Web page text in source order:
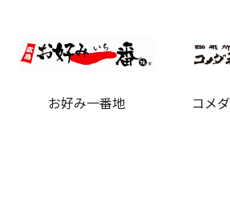
スタッフ募集
お好み一番地 コメ